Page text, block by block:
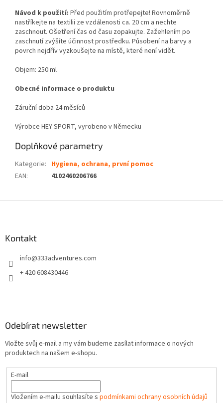
Návod k použití: Před použitím protřepejte! Rovnoměrně
nastříkejte na textilii ze vzdálenosti ca. 20 cm a nechte
zaschnout. Ošetření čas od času zopakujte. Zažehlením po
zaschnutí zvýšíte účinnost prostředku. Působení na barvy a
povrch nejdřív vyzkoušejte na místě, které není vidět.
Objem: 250 ml
Obecné informace o produktu
Záruční doba 24 měsíců
Výrobce HEY SPORT, vyrobeno v Německu
Doplňkové parametry
Kategorie: Hygiena, ochrana, první pomoc
EAN: 4102460206766
Kontakt
info@333adventures.com
+ 420 608430446
Odebírat newsletter
Vložte svůj e-mail a my vám budeme zasílat informace o nových
produktech na našem e-shopu.
E-mail
Vložením e-mailu souhlasíte s podmínkami ochrany osobních údajů